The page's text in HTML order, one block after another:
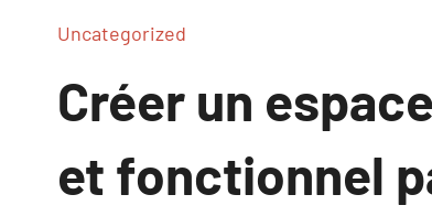
Uncategorized
Créer un
et fonctionnel